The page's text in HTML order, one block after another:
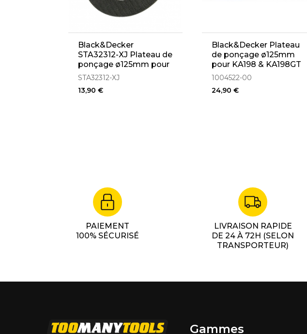
Black&Decker
STA32312-XJ Plateau de
ponçage ø125mm pour
BD190, BD190S, BD190E,
STA32312-XJ
13,90 €
Black&Decker Plateau
de ponçage ø125mm
pour KA198 & KA198GT
(1004522-00)
1004522-00
24,90 €
PAIEMENT
100% SÉCURISÉ
LIVRAISON RAPIDE
DE 24 À 72H (SELON
TRANSPORTEUR)
Gammes